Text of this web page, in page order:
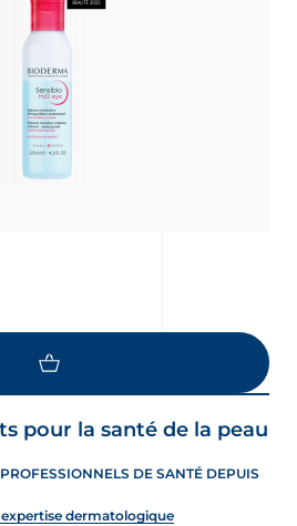
pour la santé de la peau
DE SANTÉ DEPUIS
dermatologique